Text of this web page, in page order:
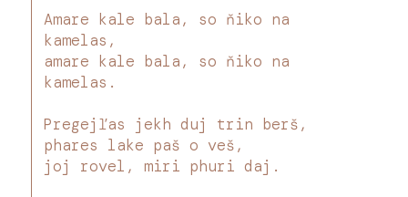
Amare kale bala, so ňiko na
kamelas,
amare kale bala, so ňiko na
kamelas.
Pregejľas jekh duj trin berš,
phares lake paš o veš,
joj rovel, miri phuri daj.